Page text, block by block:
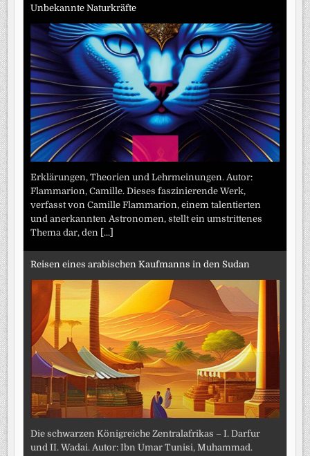
Unbekannte Naturkräfte
Erklärungen, Theorien und Lehrmeinungen. Autor:
Flammarion, Camille. Dieses faszinierende Werk,
verfasst von Camille Flammarion, einem talentierten
und anerkannten Astronomen, stellt ein umstrittenes
Thema dar, den [...]
Reisen eines arabischen Kaufmanns in den Sudan
Die schwarzen Königreiche Zentralafrikas – I. Darfur
und II. Wadai. Autor: Ibn Umar Tunisi, Muhammad.